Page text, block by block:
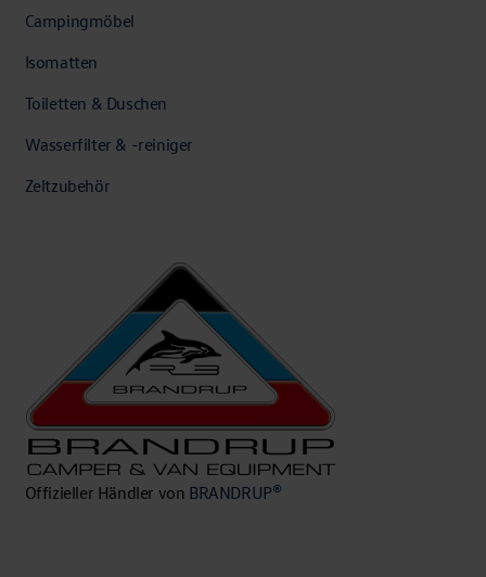
Campingmöbel
Isomatten
Toiletten & Duschen
Wasserfilter & -reiniger
Zeltzubehör
Offizieller Händler von BRANDRUP®